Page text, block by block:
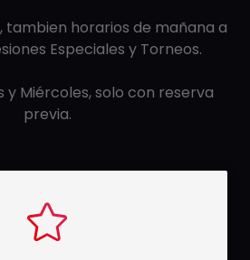
tambien horarios de mañana a
Especiales y Torneos.
y Miércoles, solo con reserva
previa.